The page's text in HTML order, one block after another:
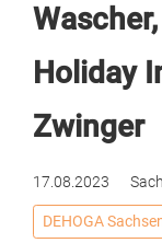
Holiday
Zwinger
17.08.2023
DEHOGA